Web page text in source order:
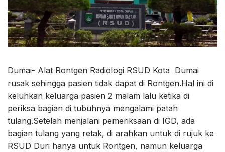
Dumai- Alat Rontgen Radiologi RSUD Kota Dumai
rusak sehingga pasien tidak dapat di Rontgen.Hal ini di
keluhkan keluarga pasien 2 malam lalu ketika di
periksa bagian di tubuhnya mengalami patah
tulang.Setelah menjalani pemeriksaan di IGD, ada
bagian tulang yang retak, di arahkan untuk di rujuk ke
RSUD Duri hanya untuk Rontgen, namun keluarga